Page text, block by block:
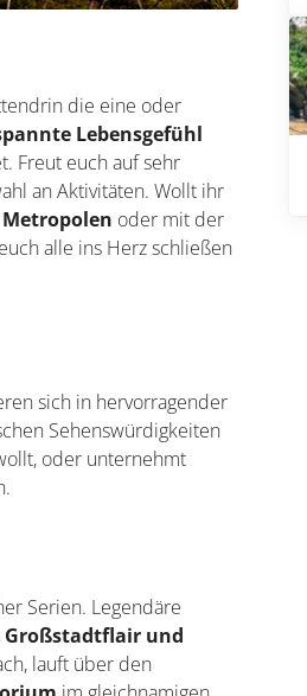
die eine oder
Lebensgefühl
Freut euch auf sehr
an Aktivitäten. Wollt ihr
Metropolen oder mit der
alle ins Herz schließen
sich in hervorragender
Sehenswürdigkeiten
oder unternehmt
Serien. Legendäre
Großstadtflair und
lauft über den